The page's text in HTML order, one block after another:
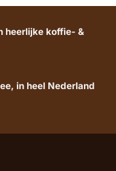
heerlijke koffie- &
in heel Nederland